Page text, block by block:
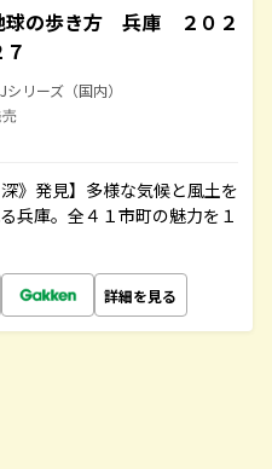
の歩き方 兵庫 ２０２
リーズ（国内）
》発見】多様な気候と風土を
兵庫。全４１市町の魅力を１
詳細を見る